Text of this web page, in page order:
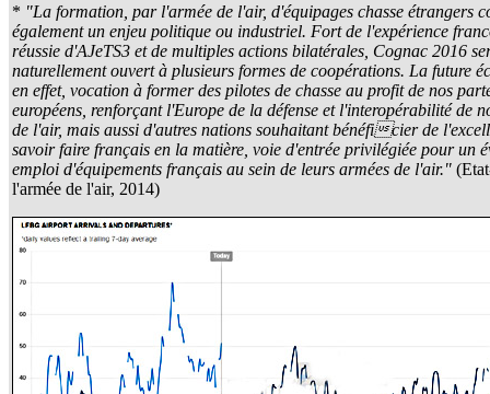
* "La formation, par l'armée de l'air, d'équipages chasse étrangers
également un enjeu politique ou industriel. Fort de l'expérience
réussie d'AJeTS3 et de multiples actions bilatérales, Cognac 2016
naturellement ouvert à plusieurs formes de coopérations. La future
en effet, vocation à former des pilotes de chasse au profit de nos
européens, renforçant l'Europe de la défense et l'interopérabilité de
de l'air, mais aussi d'autres nations souhaitant bénéficier de
savoir faire français en la matière, voie d'entrée privilégiée pour un
emploi d'équipements français au sein de leurs armées de l'air."
l'armée de l'air, 2014)